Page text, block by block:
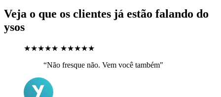
Veja o que os clientes já estão falando do
ysos
★★★★★ ★★★★★
“Não fresque não. Vem você também"